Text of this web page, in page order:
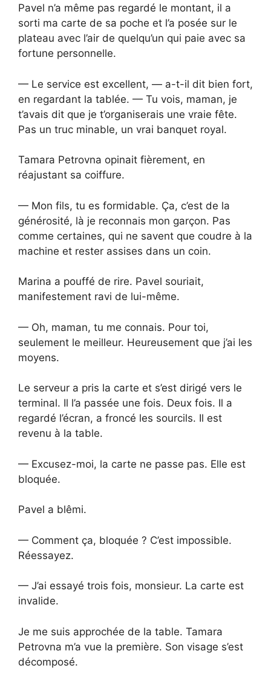
Pavel n’a même pas regardé le montant, il a
sorti ma carte de sa poche et l’a posée sur le
plateau avec l’air de quelqu’un qui paie avec sa
fortune personnelle.
— Le service est excellent, — a-t-il dit bien fort,
en regardant la tablée. — Tu vois, maman, je
t’avais dit que je t’organiserais une vraie fête.
Pas un truc minable, un vrai banquet royal.
Tamara Petrovna opinait fièrement, en
réajustant sa coiffure.
— Mon fils, tu es formidable. Ça, c’est de la
générosité, là je reconnais mon garçon. Pas
comme certaines, qui ne savent que coudre à la
machine et rester assises dans un coin.
Marina a pouffé de rire. Pavel souriait,
manifestement ravi de lui-même.
— Oh, maman, tu me connais. Pour toi,
seulement le meilleur. Heureusement que j’ai les
moyens.
Le serveur a pris la carte et s’est dirigé vers le
terminal. Il l’a passée une fois. Deux fois. Il a
regardé l’écran, a froncé les sourcils. Il est
revenu à la table.
— Excusez-moi, la carte ne passe pas. Elle est
bloquée.
Pavel a blêmi.
— Comment ça, bloquée ? C’est impossible.
Réessayez.
— J’ai essayé trois fois, monsieur. La carte est
invalide.
Je me suis approchée de la table. Tamara
Petrovna m’a vue la première. Son visage s’est
décomposé.